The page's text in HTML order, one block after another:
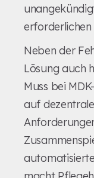
Neben der
Lösung auch
Muss bei
auf